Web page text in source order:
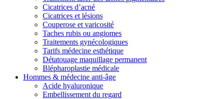
Cicatrices d’acné
Cicatrices et lésions
Couperose et varicosité
Taches rubis ou angiomes
Traitements gynécologiques
Tarifs médecine esthétique
Détatouage maquillage permanent
Blépharoplastie médicale
Hommes & médecine anti-âge
Acide hyaluronique
Embellissement du regard